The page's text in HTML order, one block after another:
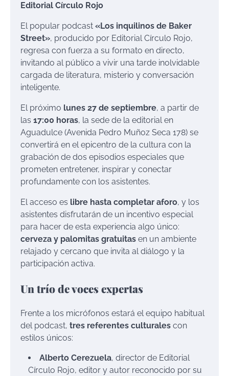
Editorial Círculo Rojo
El popular podcast «Los inquilinos de Baker
Street», producido por Editorial Círculo Rojo,
regresa con fuerza a su formato en directo,
invitando al público a vivir una tarde inolvidable
cargada de literatura, misterio y conversación
inteligente.
El próximo lunes 27 de septiembre, a partir de
las 17:00 horas, la sede de la editorial en
Aguadulce (Avenida Pedro Muñoz Seca 178) se
convertirá en el epicentro de la cultura con la
grabación de dos episodios especiales que
prometen entretener, inspirar y conectar
profundamente con los asistentes.
El acceso es libre hasta completar aforo, y los
asistentes disfrutarán de un incentivo especial
para hacer de esta experiencia algo único:
cerveza y palomitas gratuitas en un ambiente
relajado y cercano que invita al diálogo y la
participación activa.
Un trío de voces expertas
Frente a los micrófonos estará el equipo habitual
del podcast, tres referentes culturales con
estilos únicos:
Alberto Cerezuela, director de Editorial
Círculo Rojo, editor y autor reconocido por su